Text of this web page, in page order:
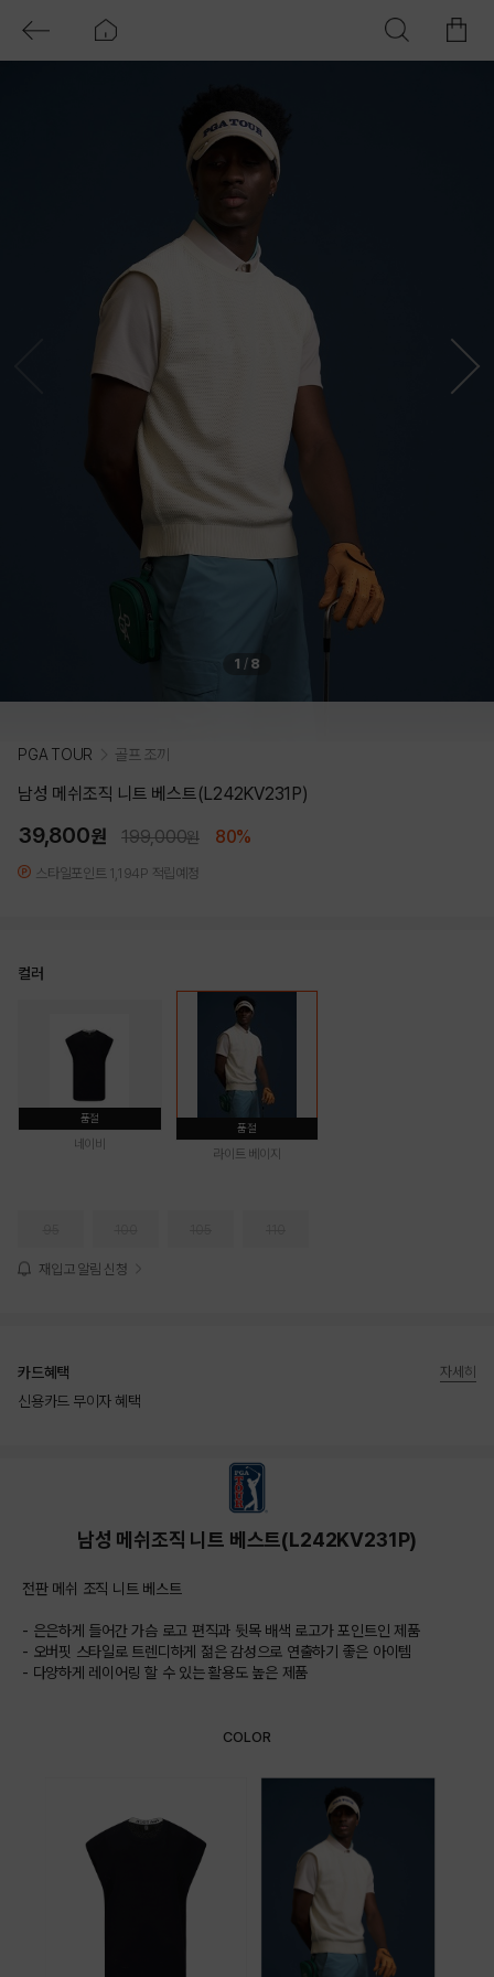
1 / 8
PGA TOUR 골프 조끼
남성 메쉬조직 니트 베스트(L242KV231P)
39,800원 199,000원 80%
스타일포인트 1,194P 적립예정
컬러
품절
네이비
품절
라이트 베이지
재입고 알림 신청
카드혜택
신용카드 무이자 혜택
자세히
남성 메쉬조직 니트 베스트(L242KV231P)
전판 메쉬 조직 니트 베스트
- 은은하게 들어간 가슴 로고 편직과 뒷목 배색 로고가 포인트인 제품
- 오버핏 스타일로 트렌디하게 젊은 감성으로 연출하기 좋은 아이템
- 다양하게 레이어링 할 수 있는 활용도 높은 제품
COLOR